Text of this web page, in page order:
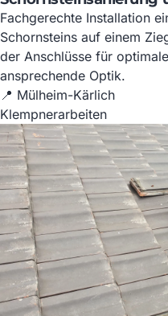
Fachgerechte Installation
Schornsteins auf einem
der Anschlüsse für
ansprechende Optik.
📍 Mülheim-Kärlich
Klempnerarbeiten